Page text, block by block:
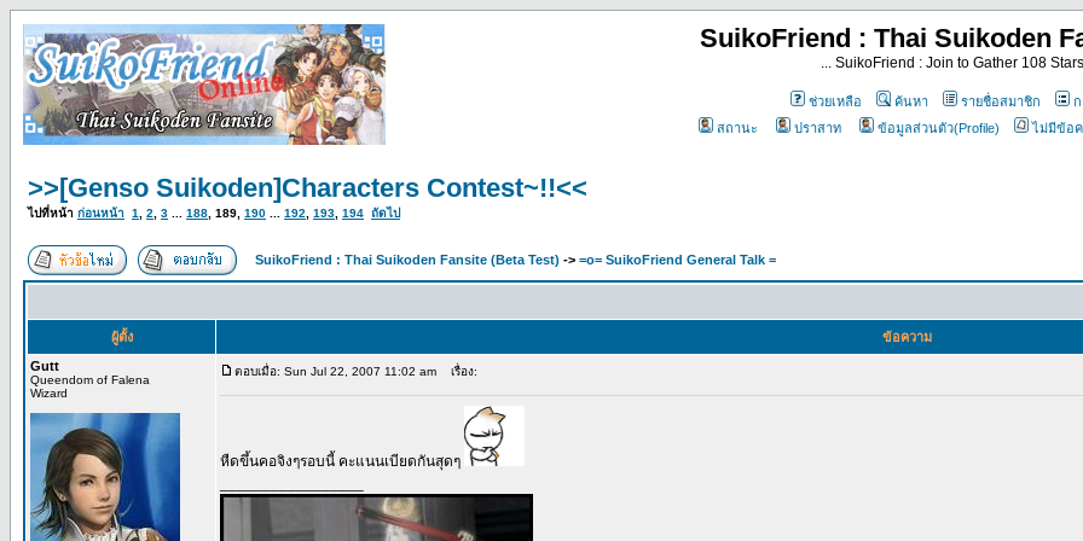
SuikoFriend : Thai Suikoden
... SuikoFriend : Join to Gather 108
ช่วยเหลือ ค้นหา รายชื่อสมาชิก ก
สถานะ
ปราสาท ข้อมูลส่วนตัว(Profile) ไม่มีข้อค
>>[Genso Suikoden]Characters Contest~!!<<
ไปที่หน้า ก่อนหน้า 1 2 3 188 189 190 192 193 194 ถัดไป
SuikoFriend : Thai Suikoden Fansite (Beta Test) -> =o= SuikoFriend General Talk =
ผู้ตั้ง
ข้อความ
Gutt
Queendom of Falena
Wizard
ตอบเมื่อ: Sun Jul 22, 2007 11:02 am เรื่อง:
หืดขึ้นคอจิงๆรอบนี้ คะแนนเบียดกันสุดๆ